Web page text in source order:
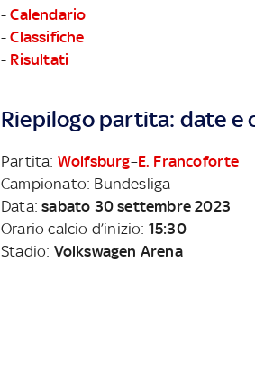
-Calendario
-Classifiche
- Risultati
Riepilogo partita: date e
Partita: Wolfsburg–E. Francoforte
Campionato: Bundesliga
Data:sabato 30 settembre 2023
Orario calcio d’inizio: 15:30
Stadio: Volkswagen Arena